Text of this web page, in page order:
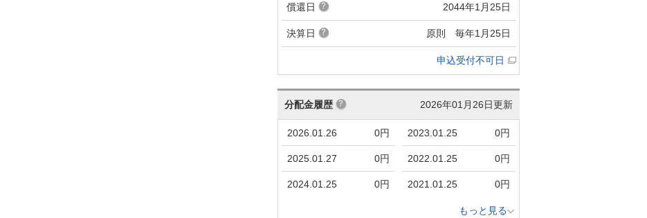
償還日 2044年1月25日
決算日 原則 毎年1月25日
申込受付不可日
2026年01月26日更新
分配金履歴
2026.01.26 0円
2025.01.27 0円
2024.01.25 0円
2023.01.25 0円
2022.01.25 0円
2021.01.25 0円
もっと見る